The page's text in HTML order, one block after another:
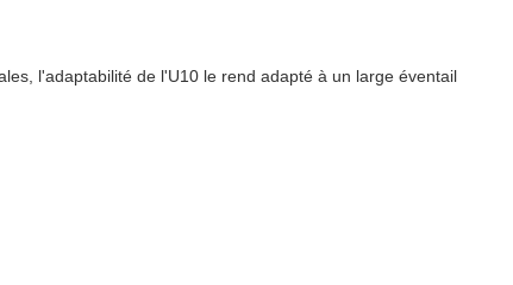
l'adaptabilité de l'U10 le rend adapté à un large éventail